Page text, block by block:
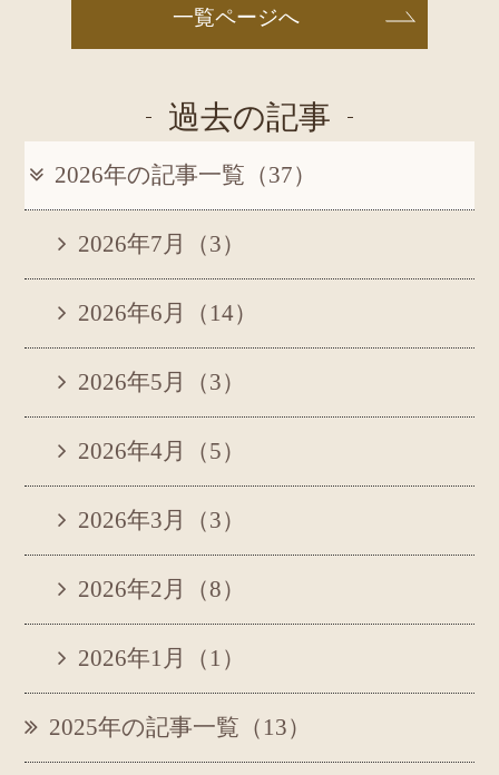
一覧ページへ
過去の記事
2026年の記事一覧（37）
2026年7月（3）
2026年6月（14）
2026年5月（3）
2026年4月（5）
2026年3月（3）
2026年2月（8）
2026年1月（1）
2025年の記事一覧（13）